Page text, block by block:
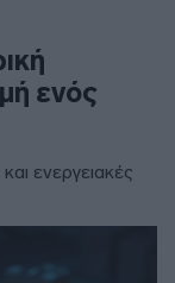
ενός
ενεργειακές